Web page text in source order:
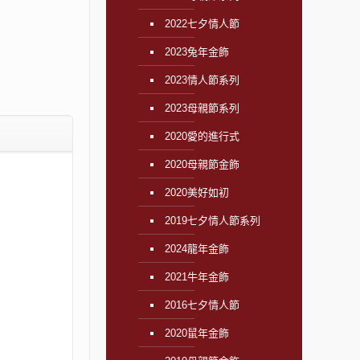
2022七夕情人節
2023兔年金飾
2023情人節系列
2023母親節系列
2020愛的進行式
2020母親節金飾
2020美好如初
2019七夕情人節系列
2024龍年金飾
2021牛年金飾
2016七夕情人節
2020鼠年金飾